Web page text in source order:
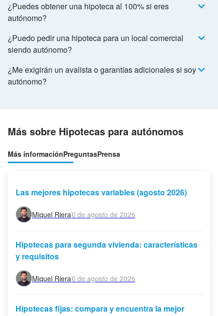
¿Puedes obtener una hipoteca al 100% si eres
autónomo?
¿Puedo pedir una hipoteca para un local comercial
siendo autónomo?
¿Me exigirán un avalista o garantías adicionales si soy
autónomo?
Más sobre Hipotecas para autónomos
Más informaciónPreguntasPrensa
Las mejores hipotecas variables (agosto 2026)
Miquel Riera6 de agosto de 2026
Hipotecas para segunda vivienda: características
y requisitos
Miquel Riera6 de agosto de 2026
Hipotecas fijas: compara y encuentra la mejor